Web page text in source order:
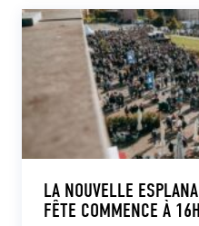
LA NOUVELLE
FÊTE COMMENCE À